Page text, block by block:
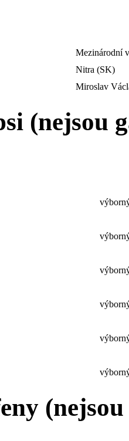
Mezinárodní
Nitra (SK)
Miroslav
(nejsou